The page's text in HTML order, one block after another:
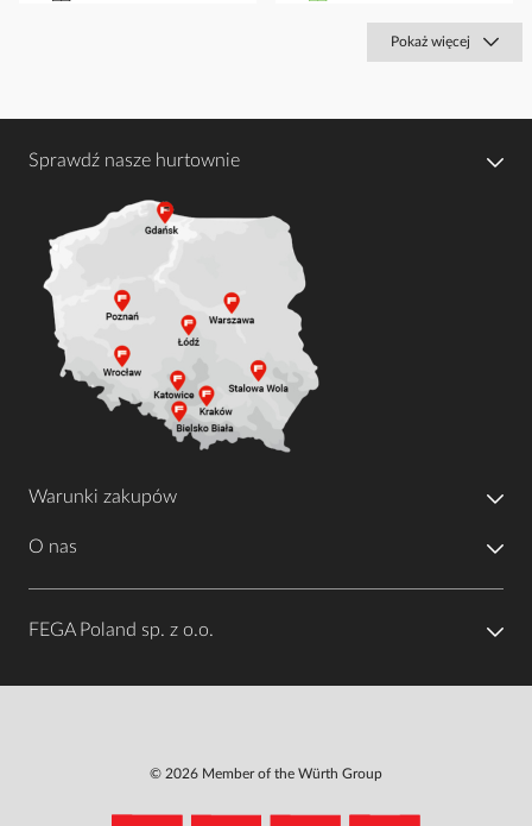
Pokaż więcej
Sprawdź nasze hurtownie
Warunki zakupów
O nas
FEGA Poland sp. z o.o.
© 2026 Member of the Würth Group